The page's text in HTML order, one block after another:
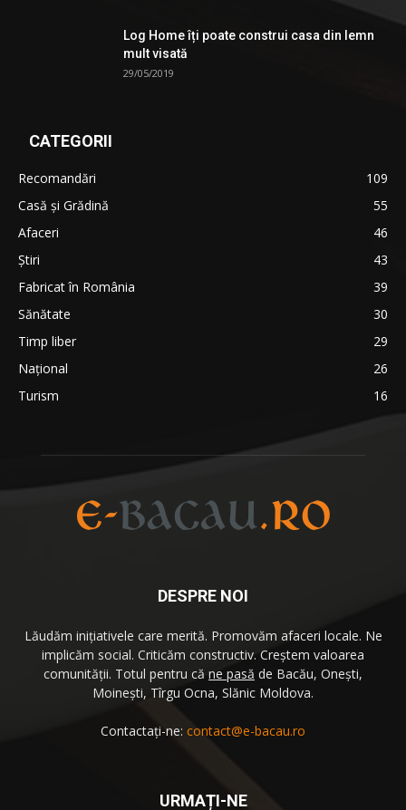
Log Home îți poate construi casa din lemn
mult visată
29/05/2019
CATEGORII
Recomandări
109
Casă şi Grădină
55
Afaceri
46
Ştiri
43
Fabricat în România
39
Sănătate
30
Timp liber
29
Național
26
Turism
16
DESPRE NOI
Lăudăm iniţiativele care merită. Promovăm afaceri locale. Ne
implicăm social. Criticăm constructiv. Creştem valoarea
comunităţii. Totul pentru că ne pasă de Bacău, Oneşti,
Moineşti, Tîrgu Ocna, Slănic Moldova.
Contactați-ne: contact@e-bacau.ro
URMAȚI-NE